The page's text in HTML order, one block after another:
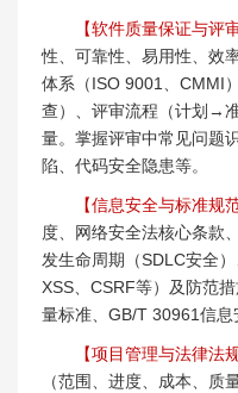
【软件质量保证与评审
性、可靠性、易用性、效
体系（ISO 9001、CMMI
查）、评审流程（计划→
量。掌握评审中常见问题
陷、代码安全隐患等。
【信息安全与标准规范
度、网络安全法核心条款
发生命周期（SDLC安全
XSS、CSRF等）及防范
量标准、GB/T 30961信息
【项目管理与法律法规
（范围、进度、成本、质